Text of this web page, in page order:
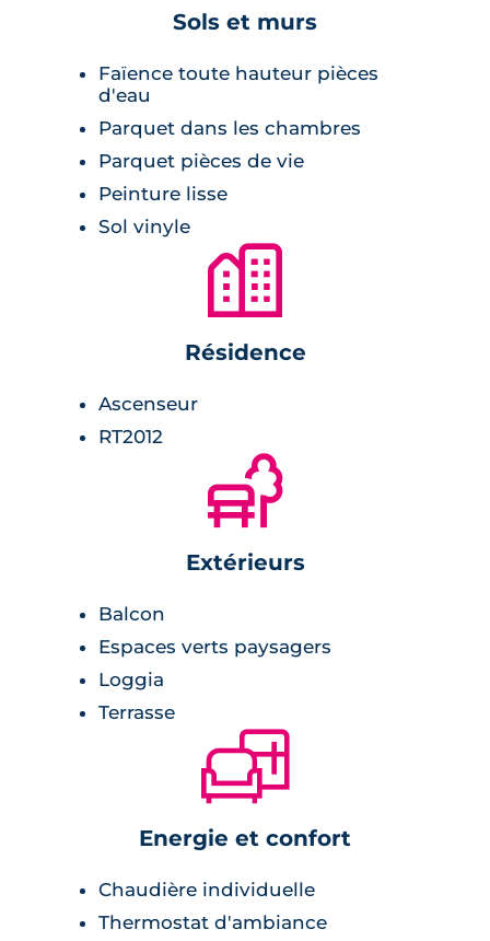
Sols et murs
Faïence toute hauteur pièces
d'eau
Parquet dans les chambres
Parquet pièces de vie
Peinture lisse
Sol vinyle
🏙
Résidence
Ascenseur
RT2012
🌲
Extérieurs
Balcon
Espaces verts paysagers
Loggia
Terrasse
🛋
Energie et confort
Chaudière individuelle
Thermostat d'ambiance